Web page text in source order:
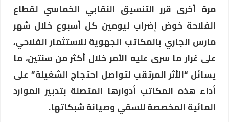
مرة أخرى قرر التنسيق النقابي الخماسي لقطاع
الفلاحة خوض إضراب ليومين كل أسبوع خلال شهر
مارس الجاري بالمكاتب الجهوية للاستثمار الفلاحي،
على غرار ما سرى عليه الأمر خلال أكثر من سنتين، ما
يسائل “الأثر المرتقب لتواصل احتجاج الشغيلة” على
أداء هذه المكاتب أدوارها المتصلة بتدبير الموارد
المائية المخصصة للسقي وصيانة شبكاتها.